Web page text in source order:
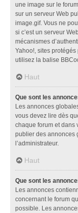
une image sur le
sur un serveur Web
image.gif. Vous ne
si c’est un serveur
mécanismes
Yahoo!, sites protégés
utilisez la balise
Haut
Que sont les
Les annonces
vous devez lire dès
chaque forum et dans
publier des annonces
l’administrateur.
Haut
Que sont les
Les annonces
concernant le forum
possible. Les